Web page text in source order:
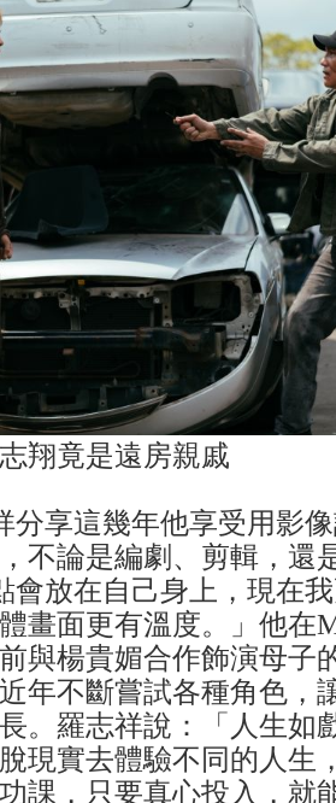
翔竟是遠房親戚
分享這幾年他享受用影
，不論是編劇、剪輯，還
會放在自己身上，現在
畫面更有溫度。」他在
與楊貴媚合作飾演母子
年不斷嘗試各種角色，
。羅志祥說：「人生如
現實去體驗不同的人生
課，只要真心投入，就